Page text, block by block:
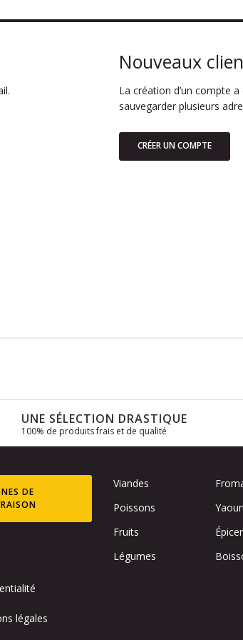
Nouveaux
La création d’un compte
sauvegarder plusieurs
CRÉER UN COMPTE
UNE SÉLECTION DRASTIQUE
100% de produits frais et de qualité
DE
légales
Viandes
Poissons
Fruits
Légumes